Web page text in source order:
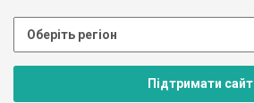
Підтримати сайт